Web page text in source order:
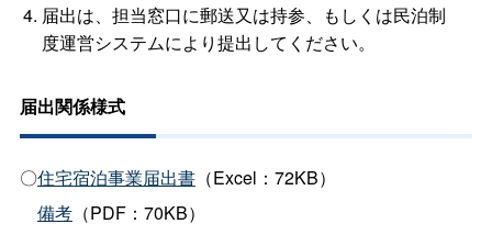
届出は、担当窓口に郵送又は持参、もしくは民泊制
度運営システムにより提出してください。
届出関係様式
〇住宅宿泊事業届出書（Excel：72KB）
備考（PDF：70KB）